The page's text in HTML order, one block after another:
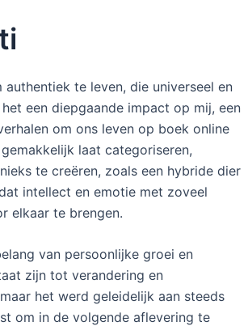
te leven, die universeel en
een diepgaande impact op mij, een
om ons leven op boek online
laat categoriseren,
te creëren, zoals een hybride dier
intellect en emotie met zoveel
elkaar te brengen.
van persoonlijke groei en
zijn tot verandering en
het werd geleidelijk aan steeds
om in de volgende aflevering te